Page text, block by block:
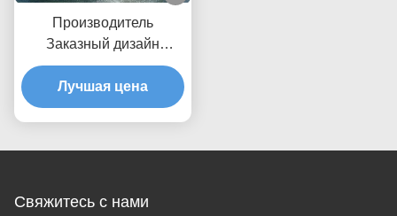
Производитель
Заказный дизайн
Современный
общественный фонтан
Нержавеющая сталь
Лучшая цена
Свяжитесь с нами